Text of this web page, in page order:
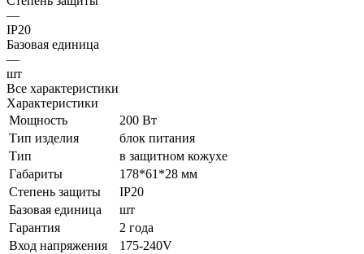
—
IP20
Базовая единица
—
шт
Все характеристики
Характеристики
Мощность
200 Вт
Тип изделия
блок питания
Тип
в защитном кожухе
Габариты
178*61*28 мм
Степень защиты
IP20
Базовая единица
шт
Гарантия
2 года
Вход напряжения
175-240V